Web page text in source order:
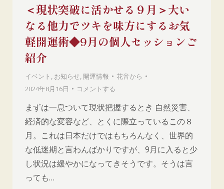
＜現状突破に活かせる９月＞大い
なる他力でツキを味方にするお気
軽開運術◆9月の個人セッションご
紹介
イベント , お知らせ, 開運情報 花音から
2024年8月16日
コメントする
まずは一息ついて現状把握するとき 自然災害、
経済的な変容など、とくに際立っているこの８
月。これは日本だけではもちろんなく、世界的
な低迷期と言わんばかりですが、9月に入ると少
し状況は緩やかになってきそうです。そうは言
っても…